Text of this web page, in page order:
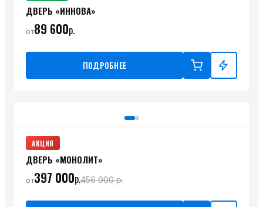
ДВЕРЬ «ИННОВА»
от89 600р.
ПОДРОБНЕЕ
АКЦИЯ
ДВЕРЬ «МОНОЛИТ»
от397 000р.456 900р.